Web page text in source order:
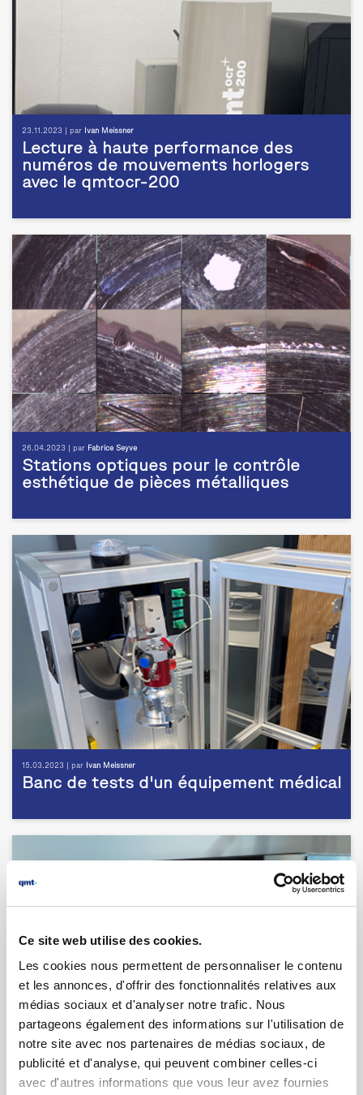
Ce site web utilise des cookies.
Les cookies nous permettent de personnaliser le contenu
et les annonces, d'offrir des fonctionnalités relatives aux
médias sociaux et d'analyser notre trafic. Nous
partageons également des informations sur l'utilisation de
notre site avec nos partenaires de médias sociaux, de
publicité et d'analyse, qui peuvent combiner celles-ci
avec d'autres informations que vous leur avez fournies
23.11.2023 | par Ivan Meissner
Lecture à haute performance des
numéros de mouvements horlogers
avec le qmtocr-200
26.04.2023 | par Fabrice Seyve
Stations optiques pour le contrôle
esthétique de pièces métalliques
15.03.2023 | par Ivan Meissner
Banc de tests d'un équipement médical
17.06.2020 | par Laurent Brulport
Appareil de contrôle de pansements